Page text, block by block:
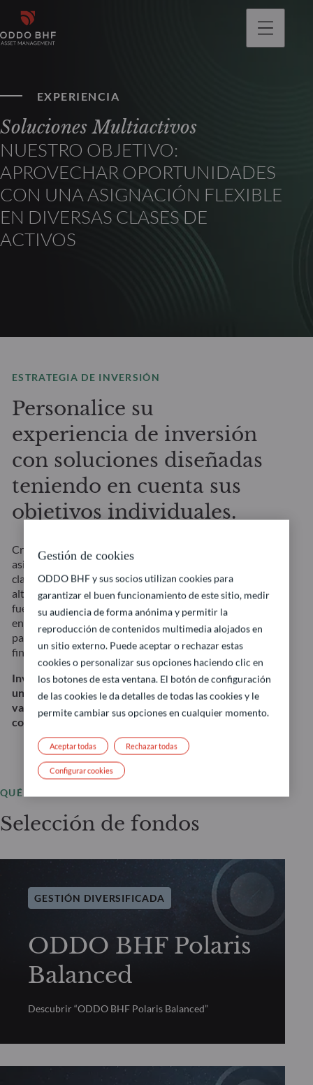
EXPERIENCIA
Soluciones Multiactivos
NUESTRO OBJETIVO:
APROVECHAR OPORTUNIDADES
CON UNA ASIGNACIÓN FLEXIBLE
EN DIVERSAS CLASES DE
ACTIVOS
ESTRATEGIA DE INVERSIÓN
Personalice su
experiencia de inversión
con soluciones diseñadas
teniendo en cuenta sus
objetivos individuales.
Creadas para ofrecer una amplia diversificación, una
asignación flexible y un conocimiento a fondo de las
clases de activos. Nuestras soluciones multiactivos
altamente personalizables proporcionan múltiples
fuentes de rentabilidad potencial, se adaptan a los
entornos cambiantes del mercado y están diseñadas
para adaptarse con precisión a sus objetivos
financieros específicos.
Invertir en esta estrategia implica, entre otras cosas,
un riesgo de pérdida de capital y riesgos de renta
variable, de tipo de interés y de crédito. Esto no
constituye una recomendación de inversión.
QUÉ OFRECEMOS
Selección de fondos
GESTIÓN DIVERSIFICADA
ODDO BHF Polaris
Balanced
Descubrir “ODDO BHF Polaris Balanced”
Gestión de cookies
ODDO BHF y sus socios utilizan cookies para
garantizar el buen funcionamiento de este sitio, medir
su audiencia de forma anónima y permitir la
reproducción de contenidos multimedia alojados en
un sitio externo. Puede aceptar o rechazar estas
cookies o personalizar sus opciones haciendo clic en
los botones de esta ventana. El botón de configuración
de las cookies le da detalles de todas las cookies y le
permite cambiar sus opciones en cualquier momento.
Rechazar todas
Aceptar todas
Configurar cookies